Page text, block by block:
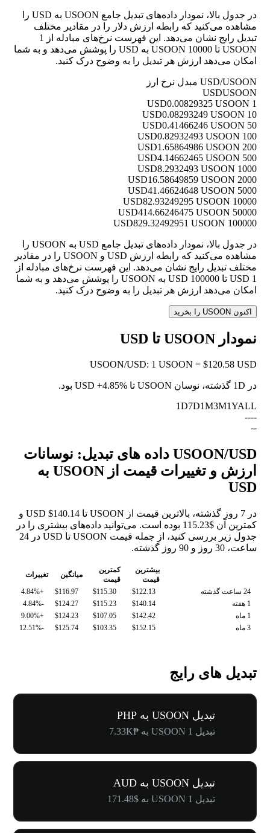
در جدول بالا، نمودار داده‌های تبدیل جامع USOON به USD را
مشاهده می‌کنید که رابطه ارزش دلار را در مقادیر مختلف
تبدیل رایج نشان می‌دهد. این فهرست نرخ‌های مبادله از 1
USOON تا 10000 USOON به USD را پوشش می‌دهد و به شما
امکان می‌دهد ارزش هر تبدیل را به وضوح درک کنید.
USD/USOON مبدل نرخ ارز
USDUSOON
1 USD
0.00829325 USOON
10 USD
0.08293249 USOON
50 USD
0.41466246 USOON
100 USD
0.82932493 USOON
200 USD
1.65864986 USOON
500 USD
4.14662465 USOON
1000 USD
8.2932493 USOON
2000 USD
16.58649859 USOON
5000 USD
41.46624648 USOON
10000 USD
82.93249295 USOON
50000 USD
414.66246475 USOON
100000 USD
829.32492951 USOON
در جدول بالا، نمودار داده‌های تبدیل جامع USD به USOON را
مشاهده می‌کنید که رابطه ارزش USD و USOON را در مقادیر
مختلف تبدیل رایج نشان می‌دهد. این فهرست نرخ‌های مبادله از
1 USD تا 100000 USD به USOON را پوشش می‌دهد و به شما
امکان می‌دهد ارزش هر تبدیل را به وضوح درک کنید.
اکنون USOON را بخرید
نمودار USOON تا USD
USOON/USD: 1 USOON = $120.58 USD
در 1D گذشته، نوسان USOON تا USD +4.85%
بود.
1D7D1M3M1YALL
--
--
--
USOON/USD داده های تبدیل: نوسانات
ارزش و تغییرات قیمت از USOON به
USD
در 7 روز گذشته، بالاترین قیمت از USOON تا USD $140.14 و
کمترین آن $115.23 بوده است. می‌توانید داده‌های بیشتری را در
جدول زیر بررسی کنید، از جمله قیمت USOON تا USD در 24
ساعت، 30 روز و 90 روز گذشته.
بیشترین
قیمت
کمترین
قیمت
میانگین
تغییرات
24 ساعت گذشته
$122.13
$115.30
$116.97
+4.84%
1 هفته
$140.14
$115.23
$124.27
-4.84%
1 ماه
$142.42
$107.05
$124.23
+9.00%
3 ماه
$152.15
$103.35
$125.74
-12.51%
تبدیل های رایج
تبدیل USOON به PHP
تبدیل 1 USOON به ₱7.33K
تبدیل USOON به AUD
تبدیل 1 USOON به $171.48